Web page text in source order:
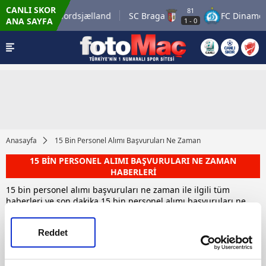
Reddet
CANLI SKOR
ANA SAYFA
75'
0-1 FC Nordsjælland SC Braga
81
1- 0 FC Dinamo
Anasayfa 15 Bin Personel Alımı Başvuruları Ne Zaman
15 BİN PERSONEL ALIMI BAŞVURULARI NE ZAMAN
HABERLERİ
15 bin personel alımı başvuruları ne zaman ile ilgili tüm
haberleri ve son dakika 15 bin personel alımı başvuruları ne
edebilirsiniz. Toplam 1 15 bin personel alımı başvuruları ne
zaman haberi bulunmuştur.